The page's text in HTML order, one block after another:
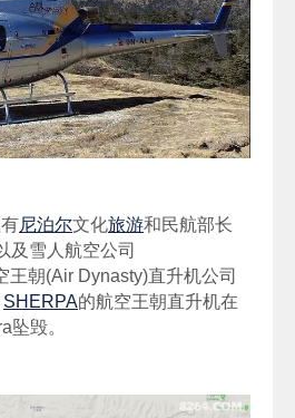
尼泊尔文化旅游和民航部长
及雪人航空公司
王朝(Air Dynasty)直升机公司
SHERPA的航空王朝直升机在
坠毁。